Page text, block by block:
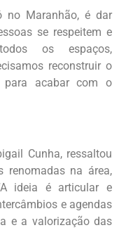
no Maranhão, é dar
se respeitem e
os espaços,
reconstruir o
acabar com o
Cunha, ressaltou
renomadas na área,
ideia é articular e
e agendas
e a valorização das